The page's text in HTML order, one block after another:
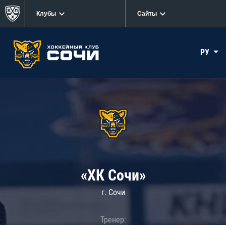
Клубы Сайты
РУ
«ХК Сочи»
г. Сочи
Тренер: